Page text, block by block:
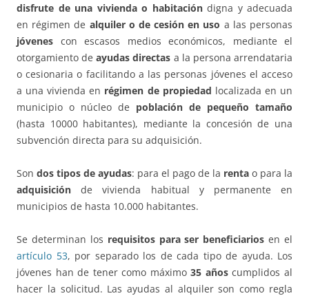
disfrute de una vivienda o habitacióndigna y adecuada
en régimen de alquiler o de cesión en uso a las personas
jóvenes con escasos medios económicos, mediante el
otorgamiento deayudas directas a la persona arrendataria
o cesionaria o facilitando a las personas jóvenes el acceso
a una vivienda en régimen de propiedad localizada en un
municipio o núcleo de población de pequeño tamaño
(hasta 10000 habitantes), mediante la concesión de una
subvención directa para su adquisición.
Son dos tipos de ayudas: para el pago de la renta o para la
adquisición de vivienda habitual y permanente en
municipios de hasta 10.000 habitantes.
Se determinan los requisitos para ser beneficiarios en el
artículo 53, por separado los de cada tipo de ayuda. Los
jóvenes han de tener como máximo35 añoscumplidos al
hacer la solicitud. Las ayudas al alquiler son como regla